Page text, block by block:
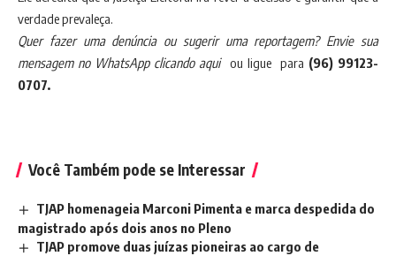
verdade prevaleça.
Quer fazer uma denúncia ou sugerir uma reportagem? Envie sua
mensagem no WhatsApp clicando aquiou ligue para (96) 99123-
0707.
Você Também pode se Interessar
TJAP homenageia Marconi Pimenta e marca despedida do
magistrado após dois anos no Pleno
TJAP promove duas juízas pioneiras ao cargo de